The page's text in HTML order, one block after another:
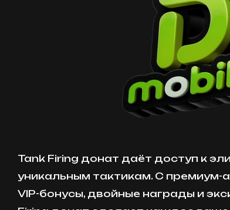
Tank Firing донат даёт доступ к
уникальным тактикам. С премиум-
VIP-бонусы, двойные награды и